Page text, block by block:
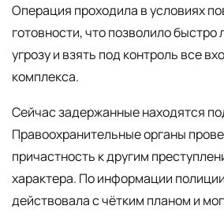
Операция проходила в условиях
готовности, что позволило быстро
угрозу и взять под контроль все
комплекса.
Сейчас задержанные находятся
Правоохранительные органы
причастность к другим
характера. По информации
действовала с чётким планом и